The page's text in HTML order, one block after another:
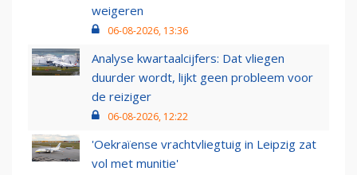
weigeren
06-08-2026, 13:36
Analyse kwartaalcijfers: Dat vliegen
duurder wordt, lijkt geen probleem voor
de reiziger
06-08-2026, 12:22
'Oekraïense vrachtvliegtuig in Leipzig zat
vol met munitie'